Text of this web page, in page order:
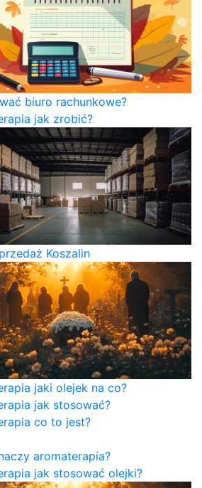
biuro rachunkowe?
jak zrobić?
Koszalin
jaki olejek na co?
jak stosować?
co to jest?
aromaterapia?
jak stosować olejki?